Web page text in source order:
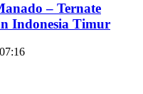
– Ternate
Indonesia Timur